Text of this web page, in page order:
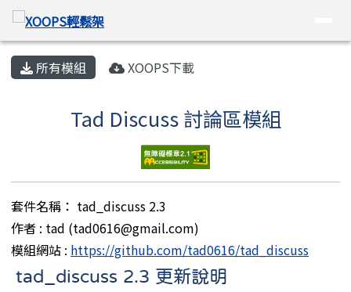
跳至主內容區
XOOPS輕鬆架
導覽列
主內容區域
所有模組 XOOPS下載
Tad Discuss 討論區模組
套件名稱： tad_discuss 2.3
作者 : tad (tad0616@gmail.com)
模組網站 : https://github.com/tad0616/tad_discuss
tad_discuss 2.3 更新說明
頁尾區域